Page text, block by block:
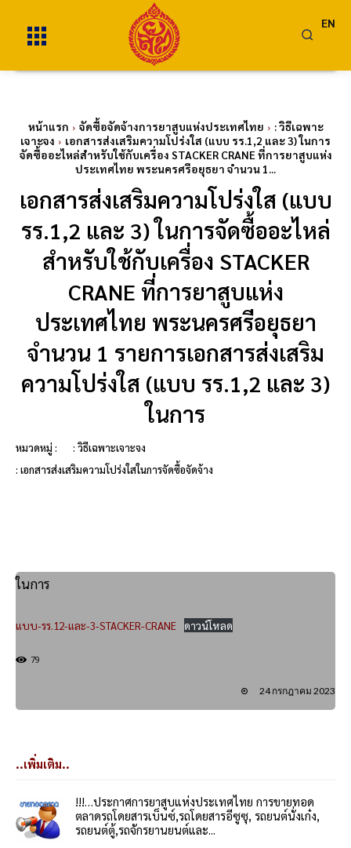
EN
หน้าแรก จัดซื้อจัดจ้างการยาสูบแห่งประเทศไทย
: วิธีเฉพาะ
เจาะจง
เอกสารส่งเสริมความโปร่งใส (แบบ รร.1,2 และ 3) ในการ
จัดซื้ออะไหล่สำหรับใช้กับเครื่อง STACKER CRANE ที่การยาสูบแห่ง
ประเทศไทย พระนครศรีอยุธยา จำนวน 1...
เอกสารส่งเสริมความโปร่งใส (แบบ
รร.1,2 และ 3) ในการจัดซื้ออะไหล่
สำหรับใช้กับเครื่อง STACKER
CRANE ที่การยาสูบแห่ง
ประเทศไทย พระนครศรีอยุธยา
จำนวน 1 รายการเอกสารส่งเสริม
ความโปร่งใส (แบบ รร.1,2 และ 3)
ในการ
หมวดหมู่ :
: วิธีเฉพาะเจาะจง
: เอกสารส่งเสริมความโปร่งใสในการจัดซื้อจัดจ้าง
ในการ
แบบ-รร.12-และ-3-STACKER-CRANE ดาวน์โหลด
79
24 กรกฎาคม 2023
..เพิ่มเติม..
!!!…ประกาศการยาสูบแห่งประเทศไทย การขายทอด
ตลาดรถโดยสารเบ็นซ์,รถโดยสารอีซูซุ, รถยนต์นั่งเก๋ง,
รถยนต์ตู้,รถจักรยานยนต์และ...